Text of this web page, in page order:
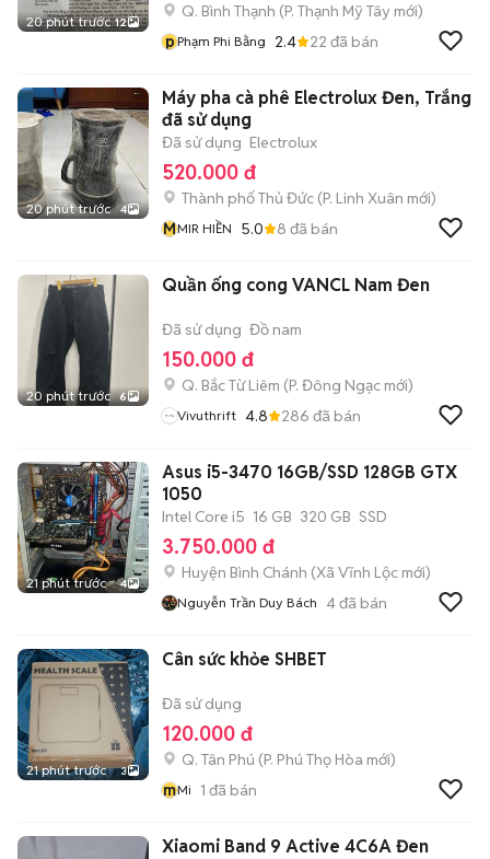
20 phút trước 12
Q. Bình Thạnh (P. Thạnh Mỹ Tây mới)
pPhạm Phi Bằng 2.4 22 đã bán
20 phút trước 4
Máy pha cà phê Electrolux Đen, Trắng
đã sử dụng
Đã sử dụng Electrolux
520.000 đ
Thành phố Thủ Đức (P. Linh Xuân mới)
MMIR HIỀN 5.0 8 đã bán
20 phút trước 6
Quần ống cong VANCL Nam Đen
Đã sử dụng Đồ nam
150.000 đ
Q. Bắc Từ Liêm (P. Đông Ngạc mới)
Vivuthrift 4.8 286 đã bán
21 phút trước 4
Asus i5-3470 16GB/SSD 128GB GTX
1050
Intel Core i5 16 GB 320 GB SSD
3.750.000 đ
Huyện Bình Chánh (Xã Vĩnh Lộc mới)
Nguyễn Trần Duy Bách 4đã bán
21 phút trước 3
Cân sức khỏe SHBET
Đã sử dụng
120.000 đ
Q. Tân Phú (P. Phú Thọ Hòa mới)
mMi 1 đã bán
Xiaomi Band 9 Active 4C6A Đen